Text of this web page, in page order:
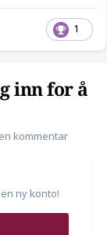
1
inn for å
kommentar
ny konto!